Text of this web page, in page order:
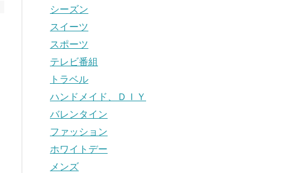
シーズン
スイーツ
スポーツ
テレビ番組
トラベル
ハンドメイド、ＤＩＹ
バレンタイン
ファッション
ホワイトデー
メンズ